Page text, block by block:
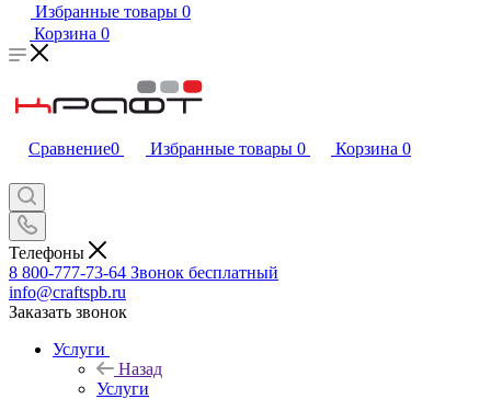
Избранные товары 0
Корзина 0
Сравнение0 Избранные товары 0 Корзина 0
Телефоны
8 800-777-73-64 Звонок бесплатный
info@craftspb.ru
Заказать звонок
Услуги
Назад
Услуги